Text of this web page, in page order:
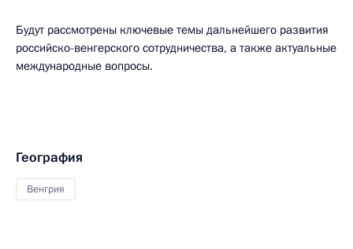
Будут рассмотрены ключевые темы дальнейшего развития
российско-венгерского сотрудничества, а также актуальные
международные вопросы.
География
Венгрия